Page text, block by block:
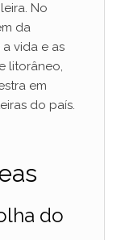
No
da
vida e as
litorâneo,
em
do país.
do